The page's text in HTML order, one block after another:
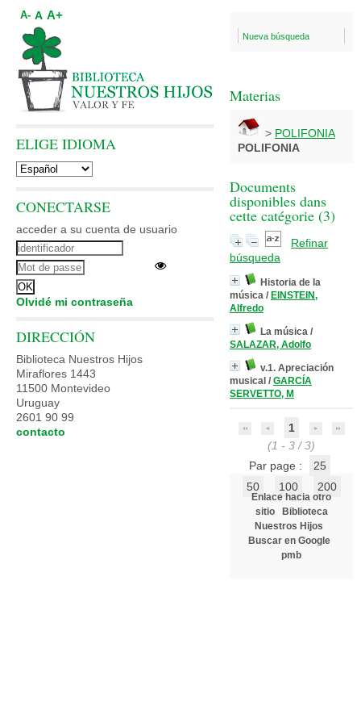
Nueva búsqueda
Materias
> POLIFONIA
POLIFONIA
Documents
disponibles dans
cette catégorie (3)
Refinar
búsqueda
Historia de la
música / EINSTEIN,
Alfredo
La música /
SALAZAR, Adolfo
v.1. Apreciación
musical / GARCÍA
SERVETTO, M
1
(1 - 3 / 3)
Par page :
25
50
100 200
Enlace hacia otro
sitio
Biblioteca
Nuestros Hijos
Buscar en Google
pmb
A- A A+
ELIGE IDIOMA
CONECTARSE
acceder a su cuenta de usuario
Olvidé mi contraseña
DIRECCIÓN
Biblioteca Nuestros Hijos
Miraflores 1443
11500 Montevideo
Uruguay
2601 90 99
contacto